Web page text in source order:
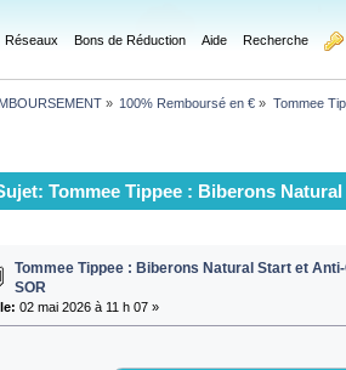
Réseaux Bons de Réduction Aide Recherche
» 100% Remboursé en € » Tommee
Tommee Tippee : Biberons
Tommee Tippee : Biberons Natural Start et
SOR
le: 02 mai 2026 à 11 h 07 »